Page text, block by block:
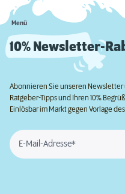
Menü
10% Newsletter-
Abonnieren Sie unseren
Ratgeber-Tipps und Ihren 10%
Einlösbar im Markt gegen Vorlage
E-Mail-Adresse*